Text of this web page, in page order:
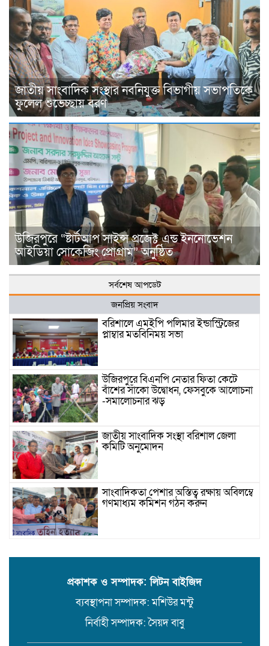
জাতীয় সাংবাদিক সংস্থার নবনিযুক্ত বিভাগীয় সভাপতিকে
ফুলেল শুভেচ্ছায় বরণ
উজিরপুরে “ষ্টার্টআপ সাইন্স প্রজেক্ট এন্ড ইননোভেশন
আইডিয়া সোকেজিং প্রোগ্রাম” অনুষ্ঠিত
সর্বশেষ আপডেট
জনপ্রিয় সংবাদ
বরিশালে এমইপি পলিমার ইন্ডাস্ট্রিজের
প্লাম্বার মতবিনিময় সভা
উজিরপুরে বিএনপি নেতার ফিতা কেটে
বাঁশের সাঁকো উদ্বোধন, ফেসবুকে আলোচনা
-সমালোচনার ঝড়
জাতীয় সাংবাদিক সংস্থা বরিশাল জেলা
কমিটি অনুমোদন
সাংবাদিকতা পেশার অস্তিত্ব রক্ষায় অবিলম্বে
গণমাধ্যম কমিশন গঠন করুন
হোম এর শুভ উদ্বোধন
যাত্রীর ছদ্মবেশে ৫ কেজি গাঁজাসহ মাদক
ব্যবসায়ী গ্রেফতার
প্রকাশক ও সম্পাদক: লিটন বাইজিদ
ব্যবস্থাপনা সম্পাদক: মশিউর মন্টু
নির্বাহী সম্পাদক: সৈয়দ বাবু